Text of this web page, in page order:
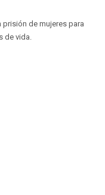
prisión de mujeres para
de vida.